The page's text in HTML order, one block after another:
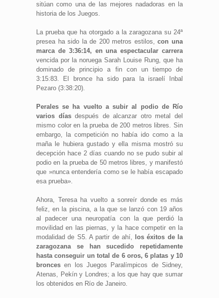
sitúan como una de las mejores nadadoras en la
historia de los Juegos.
La prueba que ha otorgado a la zaragozana su 24ª
presea ha sido la de 200 metros estilos, con una
marca de 3:36:14, en una espectacular carrera
vencida por la noruega Sarah Louise Rung, que ha
dominado de principio a fin con un tiempo de
3:15:83. El bronce ha sido para la israelí Inbal
Pezaro (3:38:20).
Perales se ha vuelto a subir al podio de Río
varios díasdespués de alcanzar otro metal del
mismo color en la prueba de 200 metros libres. Sin
embargo, la competición no había ido como a la
maña le hubiera gustado y ella misma mostró su
decepción hace 2 días cuando no se pudo subir al
podio en la prueba de 50 metros libres, y manifestó
que »nunca entendería como se le había escapado
esa prueba».
Ahora, Teresa ha vuelto a sonreír donde es más
feliz, en la piscina, a la que se lanzó con 19 años
al padecer una neuropatía con la que perdió la
movilidad en las piernas, y la hace competir en la
modalidad de S5. A partir de ahí,
los éxitos de la
zaragozana se han sucedido repetidamente
hasta conseguir un total de 6 oros, 6 platas y 10
bronces en los Juegos Paralímpicos de Sidney,
Atenas, Pekín y Londres; a los que hay que sumar
los obtenidos en Río de Janeiro.